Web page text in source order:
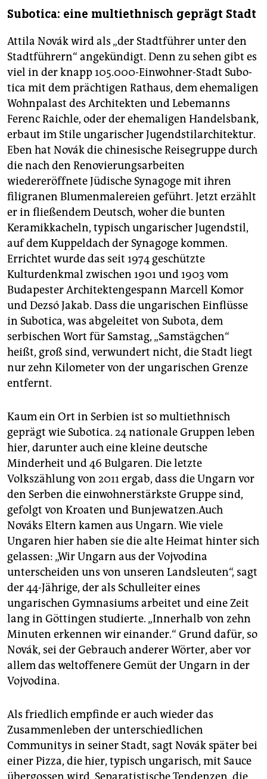
Subotica: eine multiethnisch geprägt Stadt
Attila Novák wird als „der Stadtführer unter den
Stadtführern“ angekündigt. Denn zu sehen gibt es
viel in der knapp 105.000-Einwohner-Stadt Subo­
tica mit dem prächtigen Rathaus, dem ehemaligen
Wohnpalast des Architekten und Lebemanns
Ferenc Raichle, oder der ehemaligen Handelsbank,
erbaut im Stile ungarischer Jugendstilarchitektur.
Eben hat Novák die chinesische Reisegruppe durch
die nach den Renovierungsarbeiten
wiedereröffnete Jüdische Synagoge mit ihren
filigranen Blumenmalereien geführt. Jetzt erzählt
er in fließendem Deutsch, woher die bunten
Keramikkacheln, typisch ungarischer Jugendstil,
auf dem Kuppeldach der Synagoge kommen.
Errichtet wurde das seit 1974 geschützte
Kulturdenkmal zwischen 1901 und 1903 vom
Budapester Architektengespann Marcell Komor
und Dezsó Jakab. Dass die ungarischen Einflüsse
in Subo­tica, was abgeleitet von Subota, dem
serbischen Wort für Samstag, „Samstägchen“
heißt, groß sind, verwundert nicht, die Stadt liegt
nur zehn Kilometer von der ungarischen Grenze
entfernt.
Kaum ein Ort in Serbien ist so multiethnisch
geprägt wie Subo­tica. 24 nationale Gruppen leben
hier, darunter auch eine kleine deutsche
Minderheit und 46 Bulgaren. Die letzte
Volkszählung von 2011 ergab, dass die Ungarn vor
den Serben die einwohnerstärkste Gruppe sind,
gefolgt von Kroaten und Bunjewatzen.Auch
Nováks Eltern kamen aus Ungarn. Wie viele
Ungaren hier haben sie die alte Heimat hinter sich
gelassen: „Wir Ungarn aus der Vojvodina
unterscheiden uns von unseren Landsleuten“, sagt
der 44-Jährige, der als Schulleiter eines
ungarischen Gymnasiums arbeitet und eine Zeit
lang in Göttingen studierte. „Innerhalb von zehn
Minuten erkennen wir einander.“ Grund dafür, so
Novák, sei der Gebrauch anderer Wörter, aber vor
allem das weltoffenere Gemüt der Ungarn in der
Vojvodina.
Als friedlich empfinde er auch wieder das
Zusammenleben der unterschiedlichen
Communitys in seiner Stadt, sagt Novák später bei
einer Pizza, die hier, typisch ungarisch, mit Sauce